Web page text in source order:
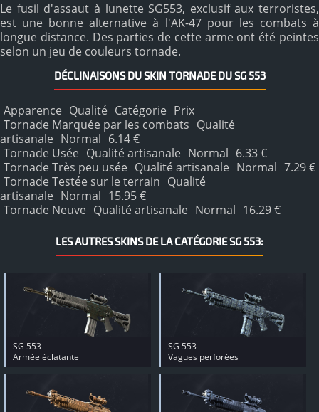
Le fusil d'assaut à lunette SG553, exclusif aux terroristes,
est une bonne alternative à l'AK-47 pour les combats à
longue distance. Des parties de cette arme ont été peintes
selon un jeu de couleurs tornade.
DÉCLINAISONS DU SKIN TORNADE DU SG 553
Apparence Qualité Catégorie Prix
Tornade Marquée par les combats Qualité
artisanale Normal 6.14 €
Tornade Usée Qualité artisanale Normal 6.33 €
Tornade Très peu usée Qualité artisanale Normal 7.29 €
Tornade Testée sur le terrain Qualité
artisanale Normal 15.95 €
Tornade Neuve Qualité artisanale Normal 16.29 €
LES AUTRES SKINS DE LA CATÉGORIE SG 553:
SG 553
Armée éclatante
SG 553
Vagues perforées